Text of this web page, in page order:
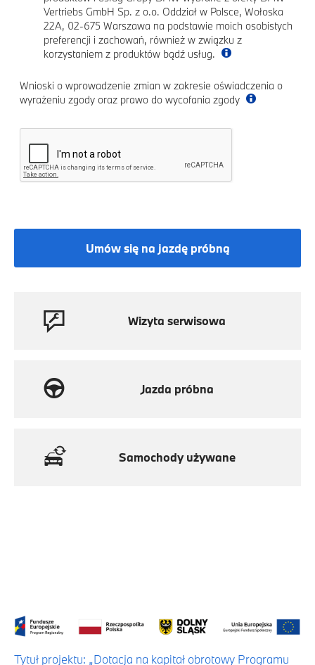
Vertriebs GmbH Sp. z o.o. Oddział w Polsce, Wołoska
22A, 02-675 Warszawa na podstawie moich osobistych
preferencji i zachowań, również w związku z
korzystaniem z produktów bądź usług.
Wnioski o wprowadzenie zmian w zakresie oświadczenia o
wyrażeniu zgody oraz prawo do wycofania zgody
Umów się na jazdę próbną
Wizyta serwisowa
Jazda próbna
Samochody używane
Tytuł projektu: „Dotacja na kapitał obrotowy Programu